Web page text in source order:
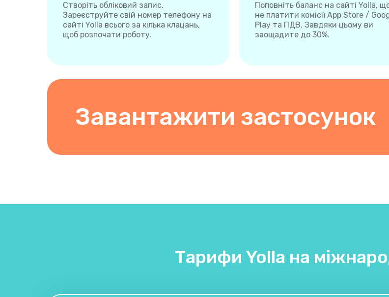
Створіть обліковий запис.
Зареєструйте свій номер телефону на
сайті Yolla всього за кілька клацань,
щоб розпочати роботу.
Поповніть баланс на сайті Yolla,
не платити комісії App Store /
Play та ПДВ. Завдяки цьому ви
заощадите до 30%.
Завантажити застосунок
Тарифи Yolla на